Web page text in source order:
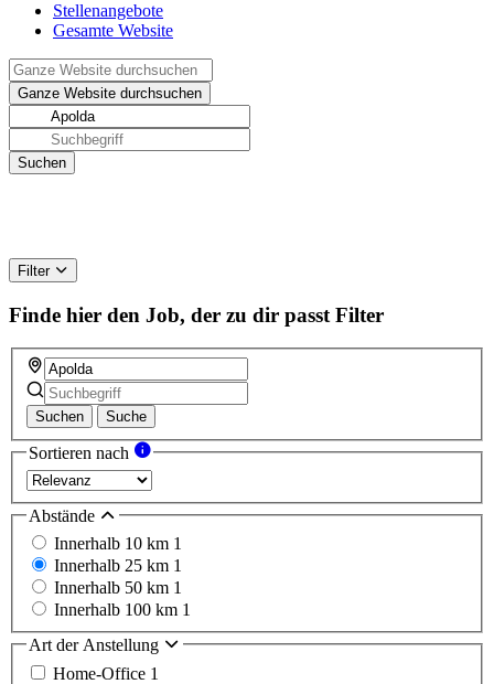
Stellenangebote
Gesamte Website
Filter
Finde hier den Job, der zu dir passt Filter
Suchen Suche
Sortieren nach
Abstände
Innerhalb 10 km 1
Innerhalb 25 km 1
Innerhalb 50 km 1
Innerhalb 100 km 1
Art der Anstellung
Home-Office 1